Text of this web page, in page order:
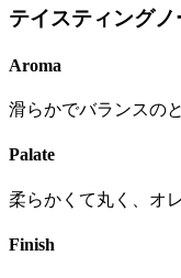
テイスティングノ
Aroma
滑らかでバランスの
Palate
柔らかくて丸く、オ
Finish